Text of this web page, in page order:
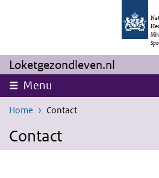
Loketgezondleven.nl
Menu
Home Contact
Contact